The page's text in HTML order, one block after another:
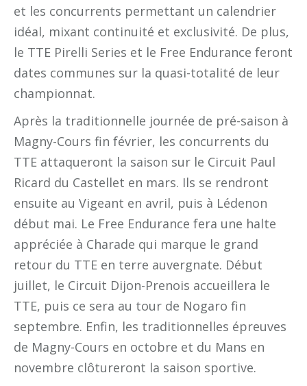
et les concurrents permettant un calendrier
idéal, mixant continuité et exclusivité. De plus,
le TTE Pirelli Series et le Free Endurance feront
dates communes sur la quasi-totalité de leur
championnat.
Après la traditionnelle journée de pré-saison à
Magny-Cours fin février, les concurrents du
TTE attaqueront la saison sur le Circuit Paul
Ricard du Castellet en mars. Ils se rendront
ensuite au Vigeant en avril, puis à Lédenon
début mai. Le Free Endurance fera une halte
appréciée à Charade qui marque le grand
retour du TTE en terre auvergnate. Début
juillet, le Circuit Dijon-Prenois accueillera le
TTE, puis ce sera au tour de Nogaro fin
septembre. Enfin, les traditionnelles épreuves
de Magny-Cours en octobre et du Mans en
novembre clôtureront la saison sportive.